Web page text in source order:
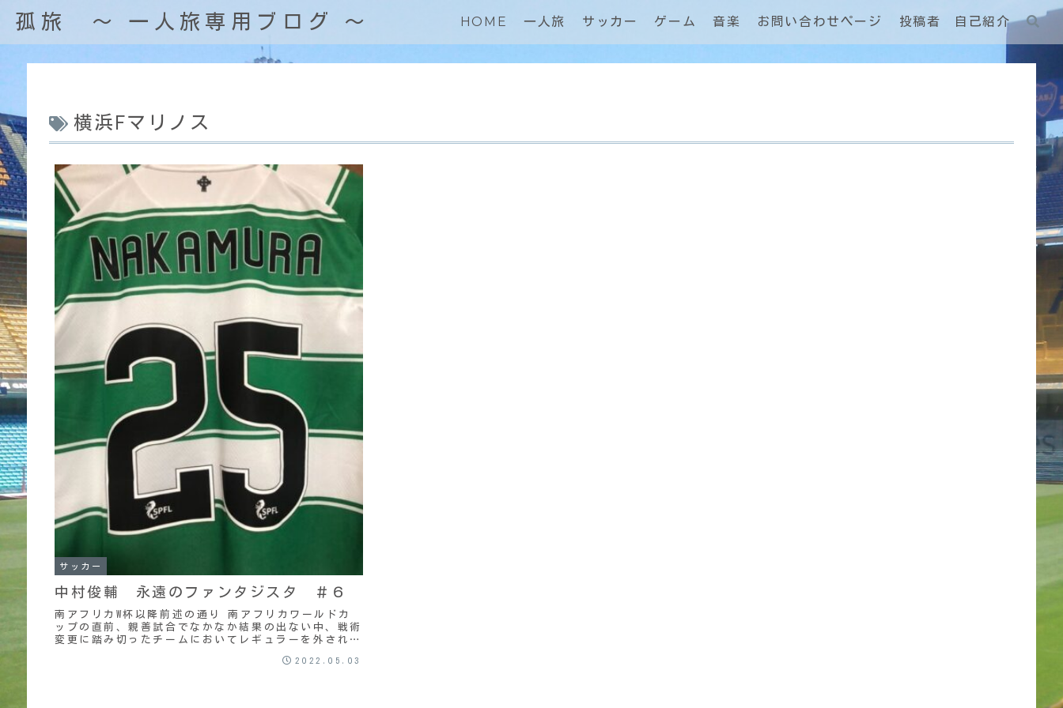
孤旅 〜 一人旅専用ブログ ～ HOME 一人旅 サッカー ゲーム 音楽 お問い合わせページ 投稿者 自己紹介
横浜Fマリノス
サッカー
中村俊輔 永遠のファンタジスタ ＃６
南アフリカW杯以降前述の通り 南アフリカワールドカ
ップの直前、親善試合でなかなか結果の出ない中、戦術
変更に踏み切ったチームにおいてレギュラーを外された
2022.05.03